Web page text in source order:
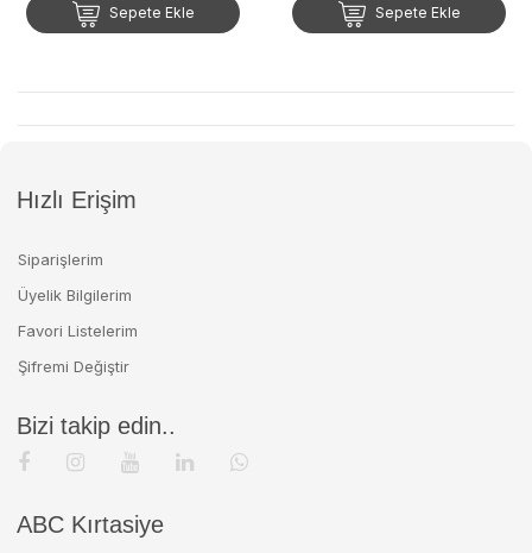
Sepete Ekle Sepete Ekle
Hızlı Erişim
Siparişlerim
Üyelik Bilgilerim
Favori Listelerim
Şifremi Değiştir
Bizi takip edin..
ABC Kırtasiye